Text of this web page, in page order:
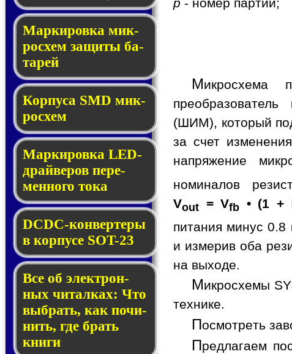
Мар­ки­ров­ка мик­
ро­схем за­щи­ты ба­
та­рей
Корпуса SMD мик­
ро­схем
Маркировка LED-
драй­ве­ров пе­ре­
мен­но­го то­ка
DCDC-кон­вер­те­ры
в кор­пу­се SOT-23
Все об элек­трон­
ных чи­тал­ках: Что
выб­рать, как по­чи­
нить, где брать
кни­ги
Микросхема
(ШИМ), который
за счет
напряжение
номиналов
Vout = Vfb • (1 +
питания минус
и измерив оба
на выходе.
Микросхемы
технике.
Посмотреть
Предлагаем